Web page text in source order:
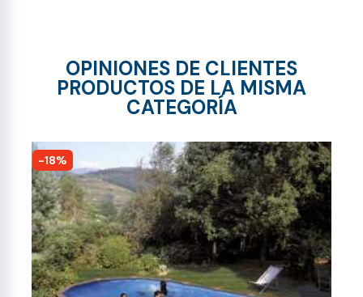
OPINIONES DE CLIENTES
PRODUCTOS DE LA MISMA
CATEGORÍA
-18%